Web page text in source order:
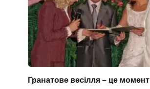
Гранатове весілля – це момент